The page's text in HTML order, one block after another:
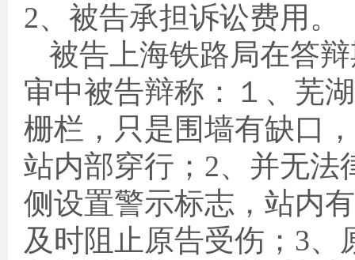
2、被告承担诉讼费用。
被告上海铁路局在答
审中被告辩称：１、芜
栅栏，只是围墙有缺口
站内部穿行； 2、并无法
侧设置警示标志，站内
及时阻止原告受伤； 3、